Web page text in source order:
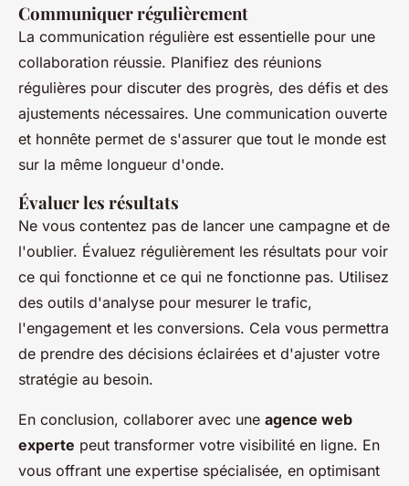
Communiquer régulièrement
La communication régulière est essentielle pour une
collaboration réussie. Planifiez des réunions
régulières pour discuter des progrès, des défis et des
ajustements nécessaires. Une communication ouverte
et honnête permet de s'assurer que tout le monde est
sur la même longueur d'onde.
Évaluer les résultats
Ne vous contentez pas de lancer une campagne et de
l'oublier. Évaluez régulièrement les résultats pour voir
ce qui fonctionne et ce qui ne fonctionne pas. Utilisez
des outils d'analyse pour mesurer le trafic,
l'engagement et les conversions. Cela vous permettra
de prendre des décisions éclairées et d'ajuster votre
stratégie au besoin.
En conclusion, collaborer avec une agence web
experte peut transformer votre visibilité en ligne. En
vous offrant une expertise spécialisée, en optimisant